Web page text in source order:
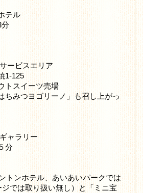
テル
ービスエリア
1-125
トスイーツ売場
ちみつヨゴリーノ」も召し上がっ
ャラリー
分
トンホテル、あいあいパークでは
では取り扱い無し）と「ミニ宝